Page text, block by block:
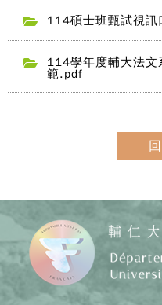
114碩士班甄試視
114學年度輔大法文
範.pdf